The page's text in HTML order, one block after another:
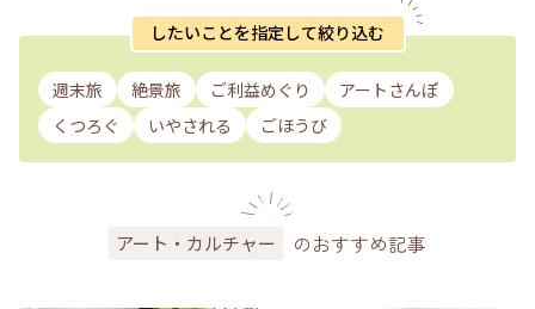
したいことを指定して絞り込む
週末旅 絶景旅 ご利益めぐり
アートさんぽ
くつろぐ
いやされる ごほうび
アート・カルチャー のおすすめ記事